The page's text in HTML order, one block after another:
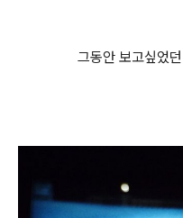
그동안 보고싶었